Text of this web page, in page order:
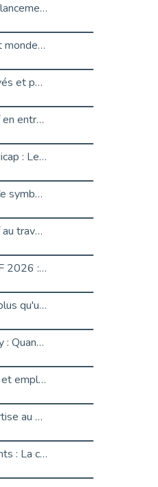
DOETH 2026 : lancement de la campagne pour les employeurs publics
Troubles DYS et monde du travail : mieux comprendre pour mieux accompagner _ vidéo
Employeurs privés et publics : vigilance face aux démarchages liés à l’OETH en 2026
Handicap auditif en entreprise, aménagements pour sécuriser la communication - vidéo
Talents et Handicap : Le Top 10 des métiers plébiscités dans les Hauts-de-Seine
Le Tournesol : Ce symbole discret qui change la vie des personnes en situation de handicap invisible
Handicap auditif au travail : rendre l’invisible accessible
Réforme du CPF 2026 : Ce qui change ce printemps pour vos droits à la formation
Le FALC : Bien plus qu'une écriture, un levier d'inclusion
Sport2Job Clichy : Quand le terrain devient le plus beau des bureaux
Handicap visuel et emploi : lever les obstacles pour révéler les - vidéo
Le TIH : L'Expertise au Service de l'Inclusion
Parcours THalents : La complémentarité au service de l'Emploi.